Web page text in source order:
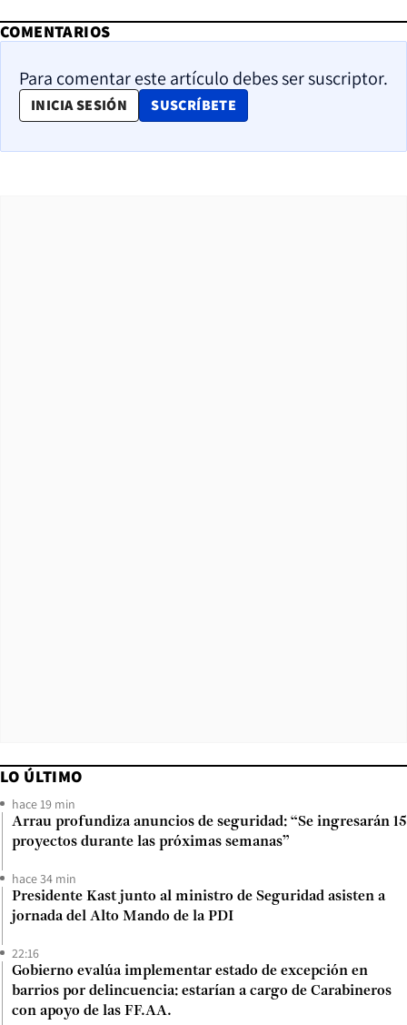
COMENTARIOS
Para comentar este artículo debes ser suscriptor.
INICIA SESIÓN SUSCRÍBETE
OPENS IN NEW WINDOW
LO ÚLTIMO
hace 19 min
Arrau profundiza anuncios de seguridad: “Se ingresarán 15
proyectos durante las próximas semanas”
hace 34 min
Presidente Kast junto al ministro de Seguridad asisten a
jornada del Alto Mando de la PDI
22:16
Gobierno evalúa implementar estado de excepción en
barrios por delincuencia: estarían a cargo de Carabineros
con apoyo de las FF.AA.